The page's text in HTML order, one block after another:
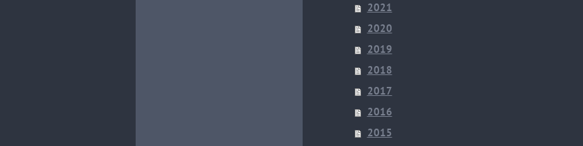
2021
2020
2019
2018
2017
2016
2015